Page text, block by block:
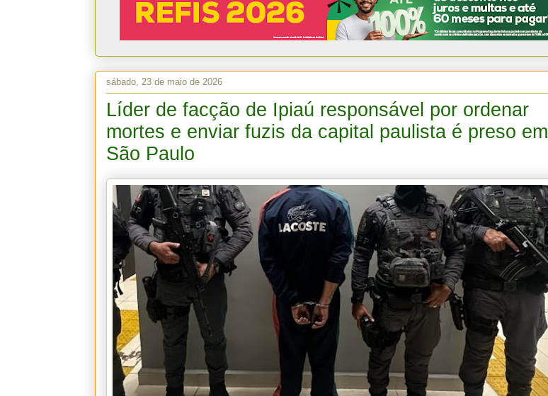
sábado, 23 de maio de 2026
Líder de facção de Ipiaú responsável por ordenar
mortes e enviar fuzis da capital paulista é preso em
São Paulo